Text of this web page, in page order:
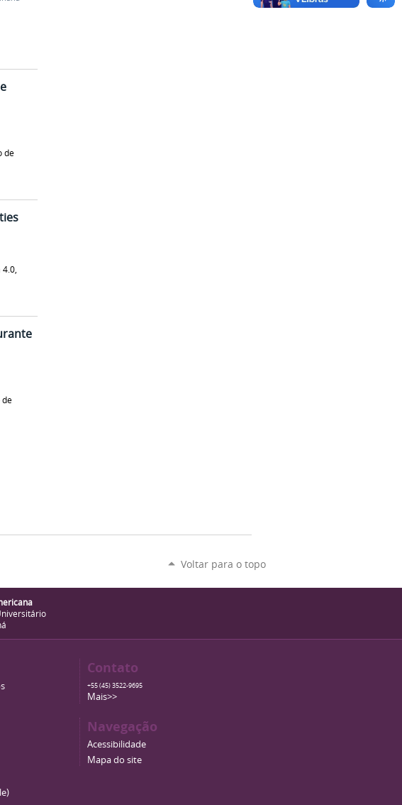
de
de
Voltar para o topo
Contato
+55 (45) 3522-9695
Mais>>
Navegação
Acessibilidade
Mapa do site